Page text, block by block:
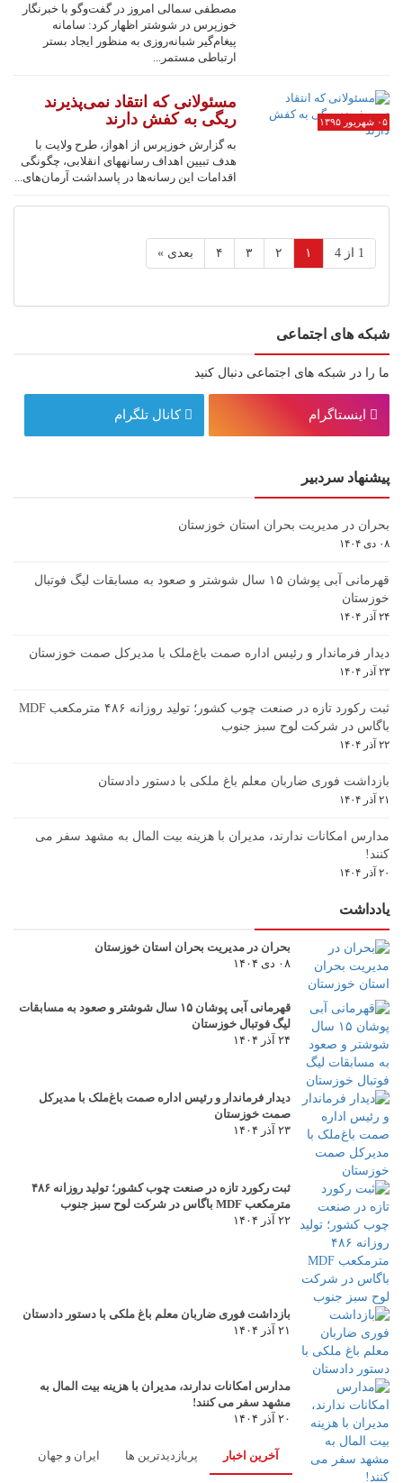
مصطفی سمالی امروز در گفت‌وگو با خبرنگار
خوزپرس در شوشتر اظهار کرد: سامانه
پیغام‌گیر شبانه‌روزی به منظور ایجاد بستر
ارتباطی مستمر...
۰۵ شهریور ۱۳۹۵
مسئولانی که انتقاد نمی‌پذیرند
ریگی به کفش دارند
به گزارش خوزپرس از اهواز، طرح ولایت با
هدف تبیین اهداف رسانه‎های انقلابی، چگونگی
اقدامات این رسانه‌ها در پاسداشت آرمان‌های...
1 از 4 ۱ ۲ ۳ ۴ بعدی »
شبکه های اجتماعی
ما را در شبکه های اجتماعی دنبال کنید
اینستاگرام کانال تلگرام
پیشنهاد سردبیر
بحران در مدیریت بحران استان خوزستان
۰۸ دی ۱۴۰۴
قهرمانی آبی پوشان ۱۵ سال شوشتر و صعود به مسابقات لیگ فوتبال
خوزستان
۲۴ آذر ۱۴۰۴
دیدار فرماندار و رئیس اداره صمت باغ‌ملک با مدیرکل صمت خوزستان
۲۳ آذر ۱۴۰۴
ثبت رکورد تازه در صنعت چوب کشور؛ تولید روزانه ۴۸۶ مترمکعب MDF
باگاس در شرکت لوح سبز جنوب
۲۲ آذر ۱۴۰۴
بازداشت فوری ضاربان معلم باغ ملکی با دستور دادستان
۲۱ آذر ۱۴۰۴
مدارس امکانات ندارند، مدیران با هزینه بیت المال به مشهد سفر می
کنند!
۲۰ آذر ۱۴۰۴
یادداشت
بحران در مدیریت بحران استان خوزستان
۰۸ دی ۱۴۰۴
قهرمانی آبی پوشان ۱۵ سال شوشتر و صعود به مسابقات
لیگ فوتبال خوزستان
۲۴ آذر ۱۴۰۴
دیدار فرماندار و رئیس اداره صمت باغ‌ملک با مدیرکل
صمت خوزستان
۲۳ آذر ۱۴۰۴
ثبت رکورد تازه در صنعت چوب کشور؛ تولید روزانه ۴۸۶
مترمکعب MDF باگاس در شرکت لوح سبز جنوب
۲۲ آذر ۱۴۰۴
بازداشت فوری ضاربان معلم باغ ملکی با دستور دادستان
۲۱ آذر ۱۴۰۴
مدارس امکانات ندارند، مدیران با هزینه بیت المال به
مشهد سفر می کنند!
۲۰ آذر ۱۴۰۴
آخرین اخبار پربازدیدترین ها ایران و جهان